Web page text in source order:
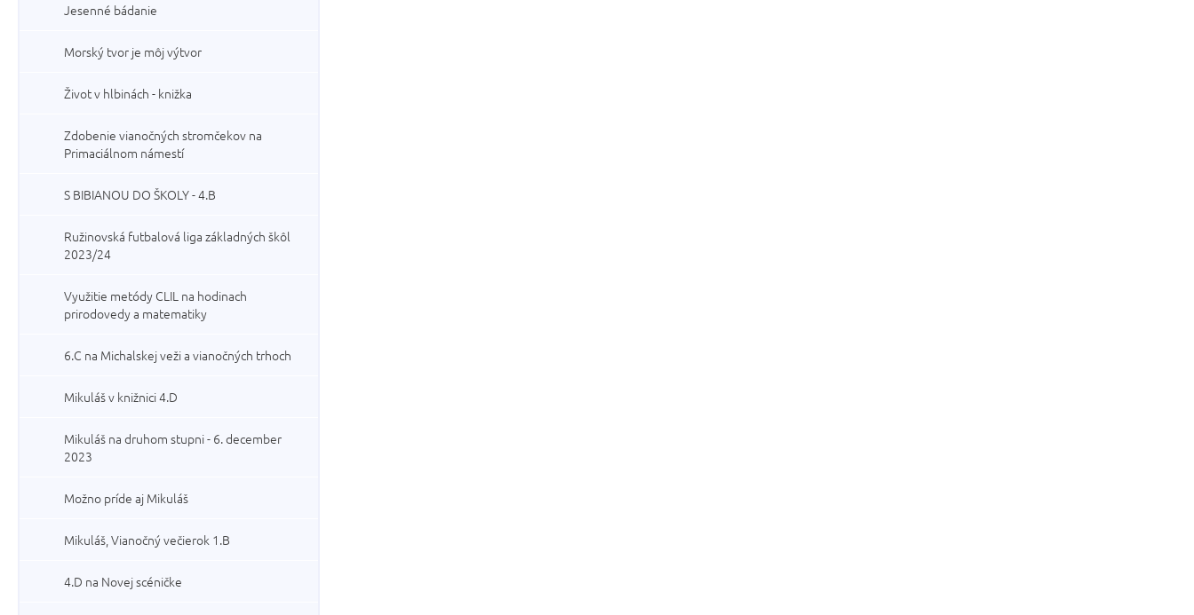
Jesenné bádanie
Morský tvor je môj výtvor
Život v hlbinách - knižka
Zdobenie vianočných stromčekov na
Primaciálnom námestí
S BIBIANOU DO ŠKOLY - 4.B
Ružinovská futbalová liga základných škôl
2023/24
Využitie metódy CLIL na hodinach
prirodovedy a matematiky
6.C na Michalskej veži a vianočných trhoch
Mikuláš v knižnici 4.D
Mikuláš na druhom stupni - 6. december
2023
Možno príde aj Mikuláš
Mikuláš, Vianočný večierok 1.B
4.D na Novej scéničke